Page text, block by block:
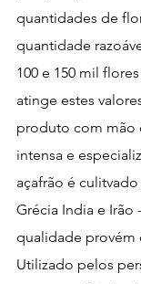
quantidades de
quantidade
100 e 150 mil
atinge estes
produto com mão
intensa e
açafrão é
Grécia India e Irão
qualidade provém
Utilizado pelos